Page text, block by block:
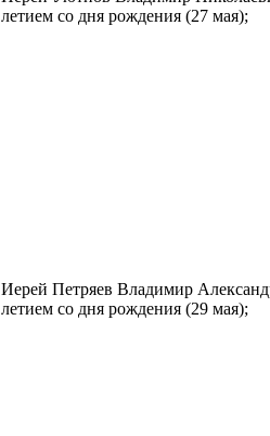
летием со дня рождения (27 мая);
Иерей Петряев Владимир
летием со дня рождения (29 мая);